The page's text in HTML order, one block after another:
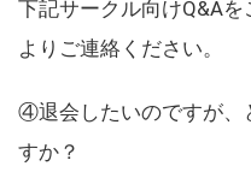
下記サークル向けQ&A
よりご連絡ください。
④退会したいのですが、
すか？